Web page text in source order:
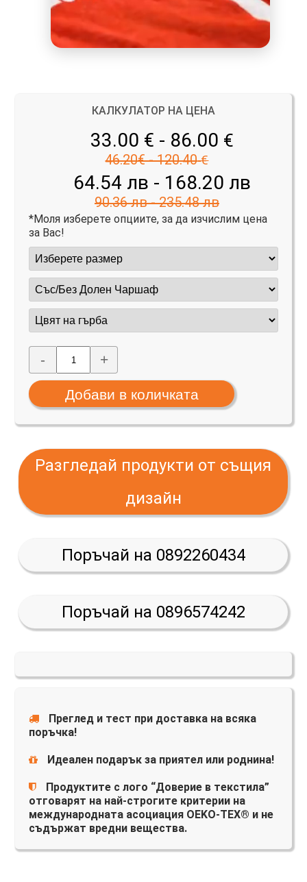
КАЛКУЛАТОР НА ЦЕНА
33.00 € - 86.00 €
46.20€ - 120.40 €
64.54 лв - 168.20 лв
90.36 лв - 235.48 лв
*Моля изберете опциите, за да изчислим цена
за Вас!
- +
Разгледай продукти от същия
дизайн
Поръчай на 0892260434
Поръчай на 0896574242
Преглед и тест при доставка на всяка
поръчка!
Идеален подарък за приятел или роднина!
Продуктите с лого “Доверие в текстила”
отговарят на най-строгите критерии на
международната асоциация OEKO-TEX® и не
съдържат вредни вещества.